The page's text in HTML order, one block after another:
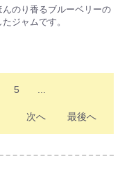
す。
リケートな桃ですので、
のり香るブルーベリーの
ジャムです。
5
次へ 最後へ